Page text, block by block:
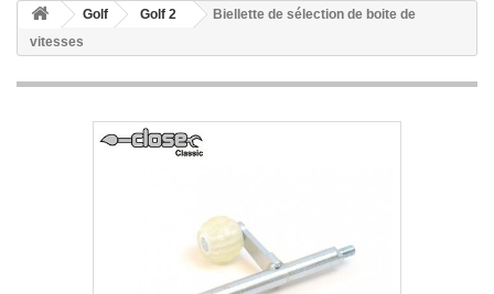
Golf Golf 2
Biellette de sélection de boite de
vitesses